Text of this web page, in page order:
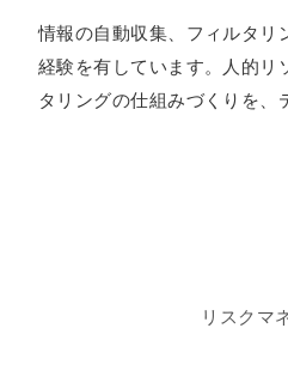
情報の自動収集、フィルタリ
経験を有しています。人的リ
タリングの仕組みづくりを、
リスクマ